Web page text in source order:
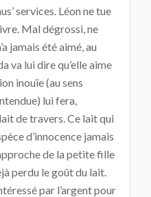
services. Léon ne tue
Mal dégrossi, ne
jamais été aimé, au
va lui dire qu’elle aime
inouïe (au sens
lui fera,
de travers. Ce lait qui
d’innocence jamais
de la petite fille
perdu le goût du lait.
par l’argent pour